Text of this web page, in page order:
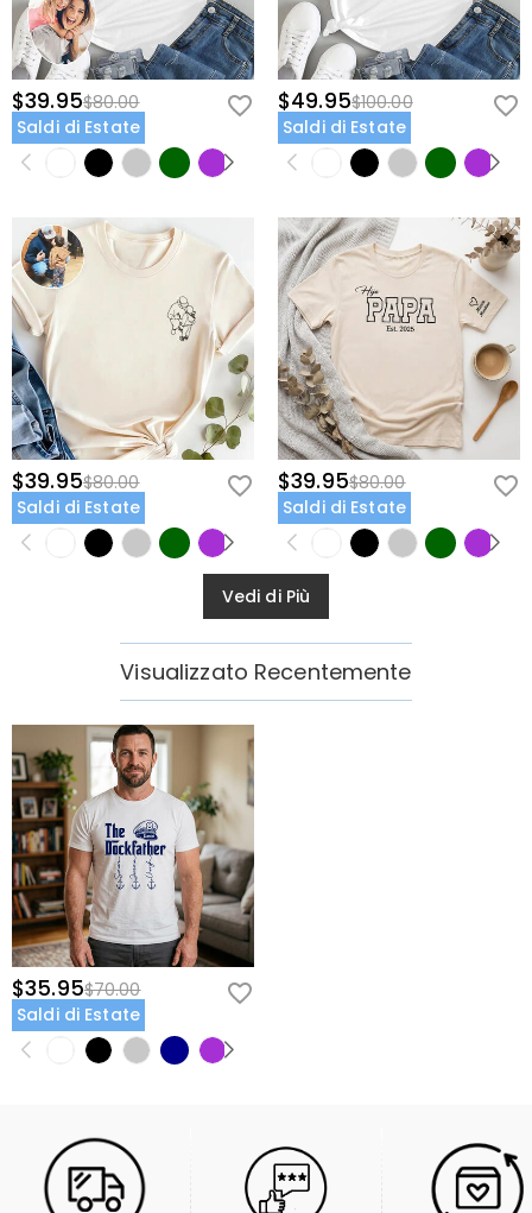
$39.95$80.00
Saldi di Estate
$49.95$100.00
Saldi di Estate
$39.95$80.00
Saldi di Estate
$39.95$80.00
Saldi di Estate
Vedi di Più
Visualizzato Recentemente
$35.95$70.00
Saldi di Estate